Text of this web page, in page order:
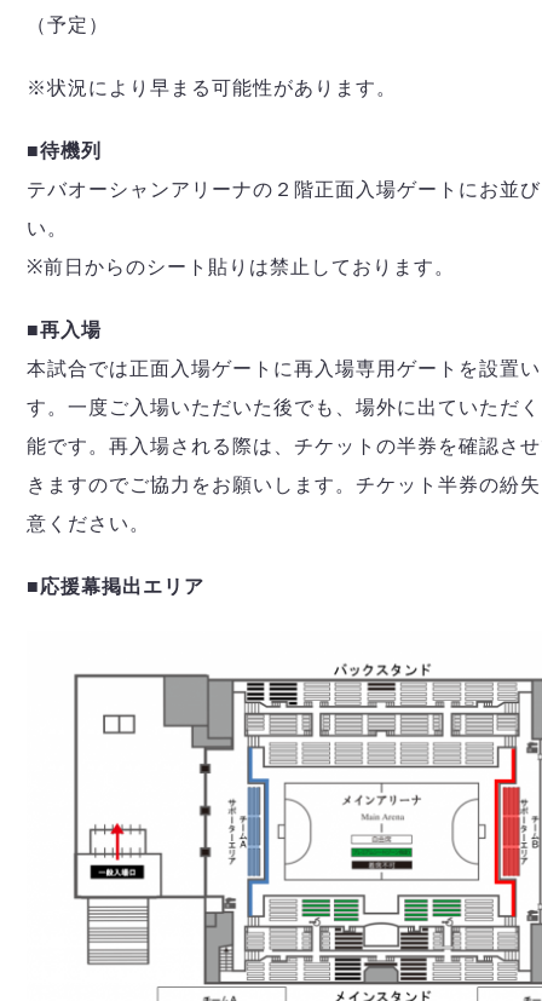
（予定）
※状況により早まる可能性があります。
■待機列
テバオーシャンアリーナの２階正面入場ゲートにお並
い。
※前日からのシート貼りは禁止しております。
■再入場
本試合では正面入場ゲートに再入場専用ゲートを設置
す。一度ご入場いただいた後でも、場外に出ていただ
能です。再入場される際は、チケットの半券を確認さ
きますのでご協力をお願いします。チケット半券の紛
意ください。
■応援幕掲出エリア